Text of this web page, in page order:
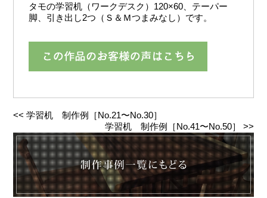
タモの学習机（ワークデスク）120×60、テーパー
脚、引き出し2つ（Ｓ＆Ｍつまみなし）です。
<<学習机 制作例［No.21〜No.30］
学習机 制作例［No.41〜No.50］
>>